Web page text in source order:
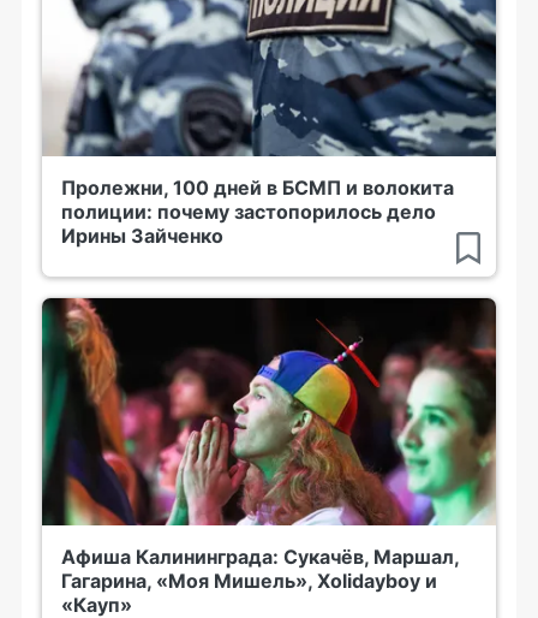
Пролежни, 100 дней в БСМП и волокита
полиции: почему застопорилось дело
Ирины Зайченко
Афиша Калининграда: Сукачёв, Маршал,
Гагарина, «Моя Мишель», Xolidayboy и
«Кауп»